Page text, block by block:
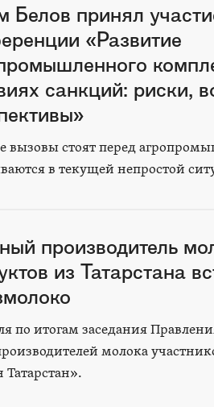
Белов принял
«Развитие
санкций: риски,
вызовы стоят перед
в текущей непростой
производитель
из Татарстана
по итогам заседания
молока